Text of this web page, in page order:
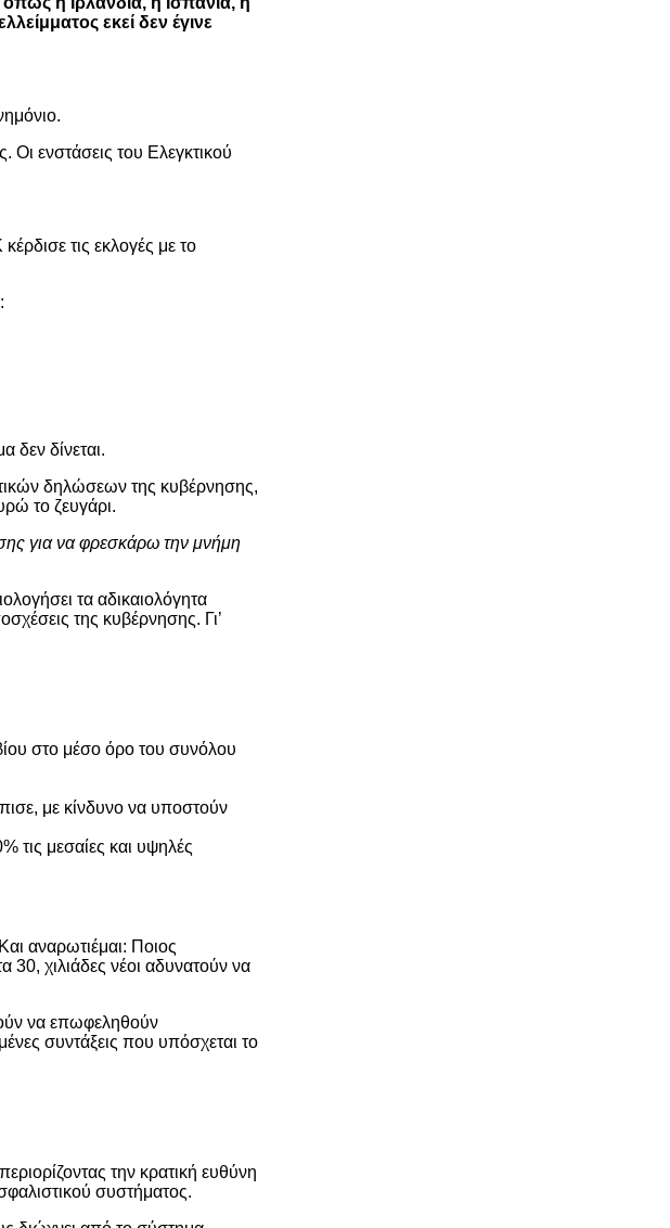
εκεί δεν έγινε
Οι ενστάσεις του Ελεγκτικού
τις εκλογές με το
δεν δίνεται.
δηλώσεων της κυβέρνησης,
το ζευγάρι.
για να φρεσκάρω την μνήμη
τα αδικαιολόγητα
της κυβέρνησης. Γι’
στο μέσο όρο του συνόλου
με κίνδυνο να υποστούν
μεσαίες και υψηλές
αναρωτιέμαι: Ποιος
30, χιλιάδες νέοι αδυνατούν να
να επωφεληθούν
συντάξεις που υπόσχεται το
την κρατική ευθύνη
συστήματος.